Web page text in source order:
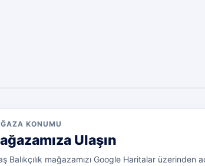
KONUMU
Ulaşın
Balıkçılık mağazamızı Google Haritalar üzerinden